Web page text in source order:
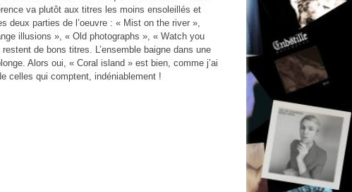
va plutôt aux titres les moins ensoleillés et
deux parties de l’oeuvre : « Mist on the river »,
illusions », « Old photographs », « Watch you
de bons titres. L’ensemble baigne dans une
Alors oui, « Coral island » est bien, comme j’ai
celles qui comptent, indéniablement !